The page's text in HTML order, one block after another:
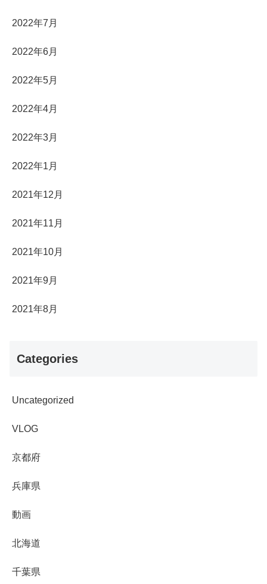
2022年7月
2022年6月
2022年5月
2022年4月
2022年3月
2022年1月
2021年12月
2021年11月
2021年10月
2021年9月
2021年8月
Categories
Uncategorized
VLOG
京都府
兵庫県
動画
北海道
千葉県